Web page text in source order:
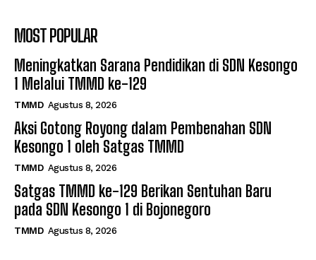
MOST POPULAR
Meningkatkan Sarana Pendidikan di SDN Kesongo
1 Melalui TMMD ke-129
TMMD Agustus 8, 2026
Aksi Gotong Royong dalam Pembenahan SDN
Kesongo 1 oleh Satgas TMMD
TMMD Agustus 8, 2026
Satgas TMMD ke-129 Berikan Sentuhan Baru
pada SDN Kesongo 1 di Bojonegoro
TMMD Agustus 8, 2026